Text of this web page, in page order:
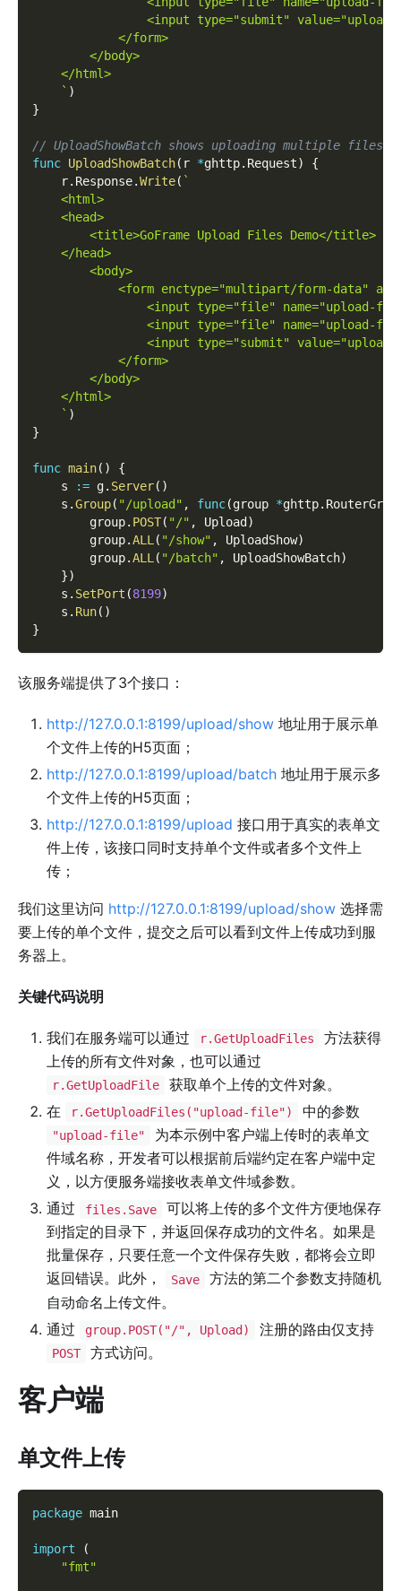
<input type="submit" value="upload"
            </form>
        </body>
    </html>
    `
)
}
// UploadShowBatch shows uploading multiple files
func UploadShowBatch( r *ghttp. Request)
{
    r
. Response.Write( `
    <html>
    <head>
        <title>GoFrame Upload Files Demo</title>
    </head>
        <body>
<form enctype="multipart/form-data"
<input type="file" name="upload-
<input type="file" name="upload-
<input type="submit" value="upload"
            </form>
        </body>
    </html>
    `
)
}
func main( )
{
    s
:= g. Server( )
    s
.Group( "/upload" , func(group *ghttp.
        group
. POST( "/" , Upload )
        group
.ALL ( "/show" , UploadShow)
        group
.ALL ( "/batch" , UploadShowBatch)
})
    s
. SetPort (8199)
    s
. Run( )
}
该服务端提供了3个接口：
http://127.0.0.1:8199/upload/show 地址用于展示单
个文件上传的H5页面；
http://127.0.0.1:8199/upload/batch 地址用于展示多
个文件上传的H5页面；
http://127.0.0.1:8199/upload 接口用于真实的表单文
件上传，该接口同时支持单个文件或者多个文件上
传；
我们这里访问 http://127.0.0.1:8199/upload/show 选择需
要上传的单个文件，提交之后可以看到文件上传成功到服
务器上。
关键代码说明
我们在服务端可以通过 r.GetUploadFiles
方法获得
上传的所有文件对象，也可以通过
r.GetUploadFile
获取单个上传的文件对象。
在
r.GetUploadFiles("upload-file") 中的参数
"upload-file"
为本示例中客户端上传时的表单文
件域名称，开发者可以根据前后端约定在客户端中定
义，以方便服务端接收表单文件域参数。
通过
files.Save
可以将上传的多个文件方便地保存
到指定的目录下，并返回保存成功的文件名。如果是
批量保存，只要任意一个文件保存失败，都将会立即
返回错误。此外，
Save
方法的第二个参数支持随机
自动命名上传文件。
通过
group.POST("/", Upload) 注册的路由仅支持
POST 方式访问。
客户端
单文件上传
package main
import
(
"fmt"